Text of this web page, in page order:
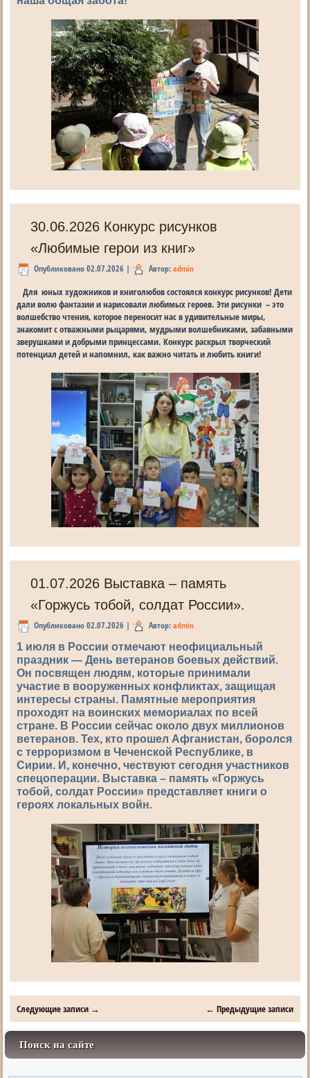
30.06.2026 Конкурс рисунков
«Любимые герои из книг»
Опубликовано 02.07.2026 | Автор: admin
Для юных художников и книголюбов состоялся конкурс рисунков! Дети
дали волю фантазии и нарисовали любимых героев. Эти рисунки – это
волшебство чтения, которое переносит нас в удивительные миры,
знакомит с отважными рыцарями, мудрыми волшебниками, забавными
зверушками и добрыми принцессами. Конкурс раскрыл творческий
потенциал детей и напомнил, как важно читать и любить книги!
01.07.2026 Выставка – память
«Горжусь тобой, солдат России».
Опубликовано 02.07.2026 | Автор: admin
1 июля в России отмечают неофициальный
праздник — День ветеранов боевых действий.
Он посвящен людям, которые принимали
участие в вооруженных конфликтах, защищая
интересы страны. Памятные мероприятия
проходят на воинских мемориалах по всей
стране. В России сейчас около двух миллионов
ветеранов. Тех, кто прошел Афганистан, боролся
с терроризмом в Чеченской Республике, в
Сирии. И, конечно, чествуют сегодня участников
спецоперации. Выставка – память «Горжусь
тобой, солдат России» представляет книги о
героях локальных войн.
Следующие записи → ← Предыдущие записи
Поиск на сайте